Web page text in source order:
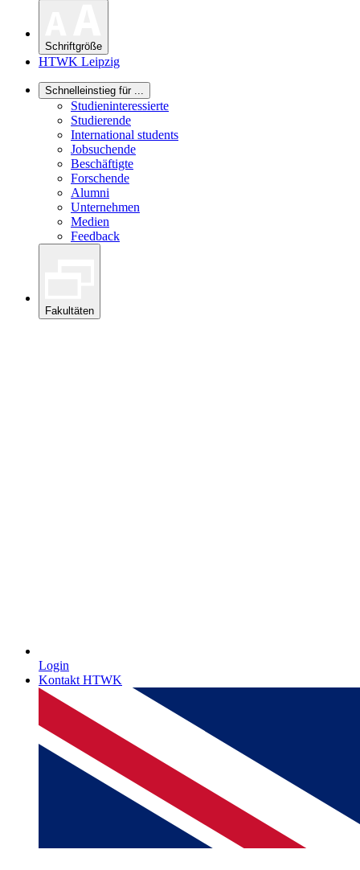
Schriftgröße
HTWK Leipzig
Schnelleinstieg für ...
Studieninteressierte
Studierende
International students
Jobsuchende
Beschäftigte
Forschende
Alumni
Unternehmen
Medien
Feedback
Fakultäten
Login
Kontakt HTWK